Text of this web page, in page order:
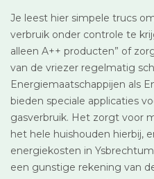
Je leest hier simpele trucs
verbruik onder controle te
alleen A++ producten” of
van de vriezer regelmatig
Energiemaatschappijen als
bieden speciale applicaties
gasverbruik. Het zorgt voor
het hele huishouden hierbij,
energiekosten in
een gunstige rekening van